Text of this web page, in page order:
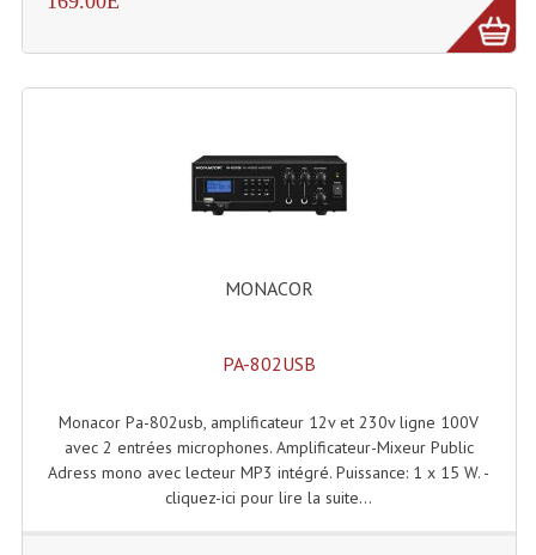
Enceintes Autonomes Portables Amplifiées
Enceintes Hifi
Haut-Parleurs Moteurs Tweeters Filtres
Haut Parleurs Sono
Filtres Passifs
Haut-Parleurs Amplis Guitare
MONACOR
PA-802USB
Monacor Pa-802usb, amplificateur 12v et 230v ligne 100V
avec 2 entrées microphones. Amplificateur-Mixeur Public
Adress mono avec lecteur MP3 intégré. Puissance: 1 x 15 W. -
cliquez-ici pour lire la suite...